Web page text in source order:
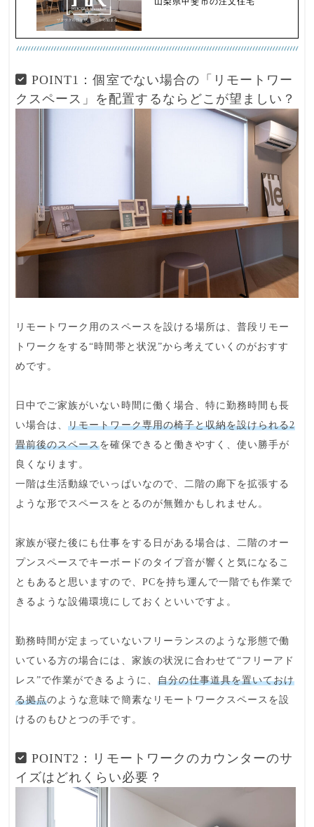
POINT1：個室でない場合の「リモートワー
クスペース」を配置するならどこが望ましい？
リモートワーク用のスペースを設ける場所は、普段リモー
トワークをする“時間帯と状況”から考えていくのがおすす
めです。
日中でご家族がいない時間に働く場合、特に勤務時間も長
い場合は、リモートワーク専用の椅子と収納を設けられる2
畳前後のスペースを確保できると働きやすく、使い勝手が
良くなります。
一階は生活動線でいっぱいなので、二階の廊下を拡張する
ような形でスペースをとるのが無難かもしれません。
家族が寝た後にも仕事をする 日がある場合は、二階のオー
プンスペースでキーボードのタイプ音が響くと気になるこ
ともあると思いますので、 PCを持ち運んで一階でも作業で
きるような設備環境にしておくといいですよ。
勤務時間が定まっていないフリーランスのような形態で働
いている方の場合には、家族の状況に合わせて“フリーアド
レス”で作業ができるように、 自分の仕事道具を置いておけ
る拠点のような意味で簡素なリモートワークスペースを設
けるのもひとつの手です。
POINT2：リモートワークのカウンターのサ
イズはどれくらい必要？